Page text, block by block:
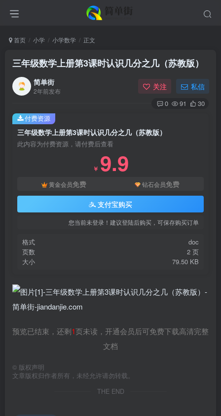
首页 小学 小学数学 正文
三年级数学上册第3课时认识几分之几（苏教版）
简单街
2年前发布 关注 私信
0 91 30
三年级数学上册第3课时认识几分之几（苏教版）
此内容为付费资源，请付费后查看
￥ 9.9
黄金会员免费 钻石会员免费
支付宝购买
您当前未登录！建议登陆后购买，可保存购买订单
格式
doc
页数
2 页
大小
79.50 KB
付费资源
预览已结束，还剩1页未读，开通会员后可免费下载高清完整
文档
© 版权声明
文章版权归作者所有，未经允许请勿转载。
THE END